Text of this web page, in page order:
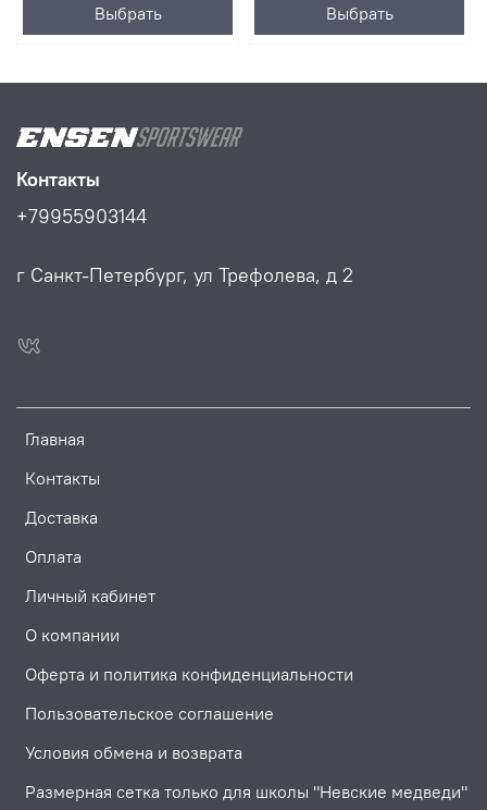
Выбрать Выбрать
Главная
Контакты
Доставка
Оплата
Личный кабинет
О компании
Оферта и политика конфиденциальности
Пользовательское соглашение
Условия обмена и возврата
Размерная сетка только для школы "Невские медведи"
Контакты
+79955903144
г Санкт-Петербург, ул Трефолева, д 2